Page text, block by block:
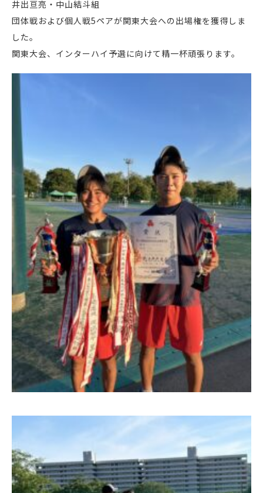
井出亘亮・中山結斗組
団体戦および個人戦5ペアが関東大会への出場権を獲得しま
した。
関東大会、インターハイ予選に向けて精一杯頑張ります。